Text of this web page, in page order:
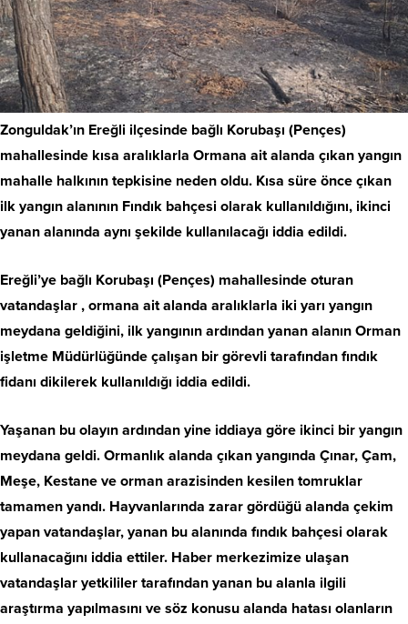
Zonguldak’ın Ereğli ilçesinde bağlı Korubaşı (Pençes)
mahallesinde kısa aralıklarla Ormana ait alanda çıkan yangın
mahalle halkının tepkisine neden oldu. Kısa süre önce çıkan
ilk yangın alanının Fındık bahçesi olarak kullanıldığını, ikinci
yanan alanında aynı şekilde kullanılacağı iddia edildi.
Ereğli’ye bağlı Korubaşı (Pençes) mahallesinde oturan
vatandaşlar , ormana ait alanda aralıklarla iki yarı yangın
meydana geldiğini, ilk yangının ardından yanan alanın Orman
işletme Müdürlüğünde çalışan bir görevli tarafından fındık
fidanı dikilerek kullanıldığı iddia edildi.
Yaşanan bu olayın ardından yine iddiaya göre ikinci bir yangın
meydana geldi. Ormanlık alanda çıkan yangında Çınar, Çam,
Meşe, Kestane ve orman arazisinden kesilen tomruklar
tamamen yandı. Hayvanlarında zarar gördüğü alanda çekim
yapan vatandaşlar, yanan bu alanında fındık bahçesi olarak
kullanacağını iddia ettiler. Haber merkezimize ulaşan
vatandaşlar yetkililer tarafından yanan bu alanla ilgili
araştırma yapılmasını ve söz konusu alanda hatası olanların